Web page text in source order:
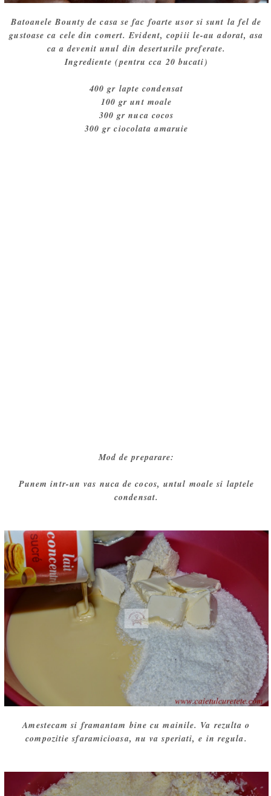
Batoanele Bounty de casa se fac foarte usor si sunt la fel de
gustoase ca cele din comert. Evident, copiii le-au adorat, asa
ca a devenit unul din deserturile preferate.
Ingrediente (pentru cca 20 bucati)
400 gr lapte condensat
100 gr unt moale
300 gr nuca cocos
300 gr ciocolata amaruie
Mod de preparare:
Punem intr-un vas nuca de cocos, untul moale si laptele
condensat.
Amestecam si framantam bine cu mainile. Va rezulta o
compozitie sfaramicioasa, nu va speriati, e in regula.